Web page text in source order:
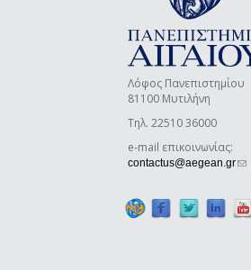
Λόφος Πανεπιστημίου
81100 Μυτιλήνη
Τηλ. 22510 36000
e-mail επικοινωνίας:
contactus@aegean.gr